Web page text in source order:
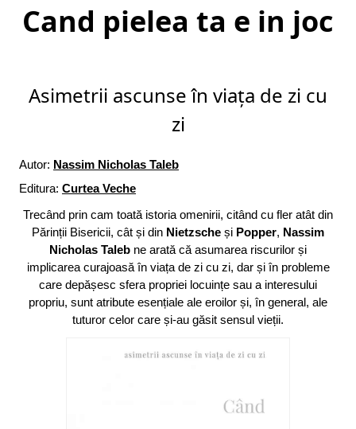
Cand pielea ta e in joc
Asimetrii ascunse în viața de zi cu
zi
Autor: Nassim Nicholas Taleb
Editura: Curtea Veche
Trecând prin cam toată istoria omenirii, citând cu fler atât din
Părinții Bisericii, cât și din Nietzsche și Popper, Nassim
Nicholas Taleb ne arată că asumarea riscurilor și
implicarea curajoasă în viața de zi cu zi, dar și în probleme
care depășesc sfera propriei locuințe sau a interesului
propriu, sunt atribute esențiale ale eroilor și, în general, ale
tuturor celor care și-au găsit sensul vieții.